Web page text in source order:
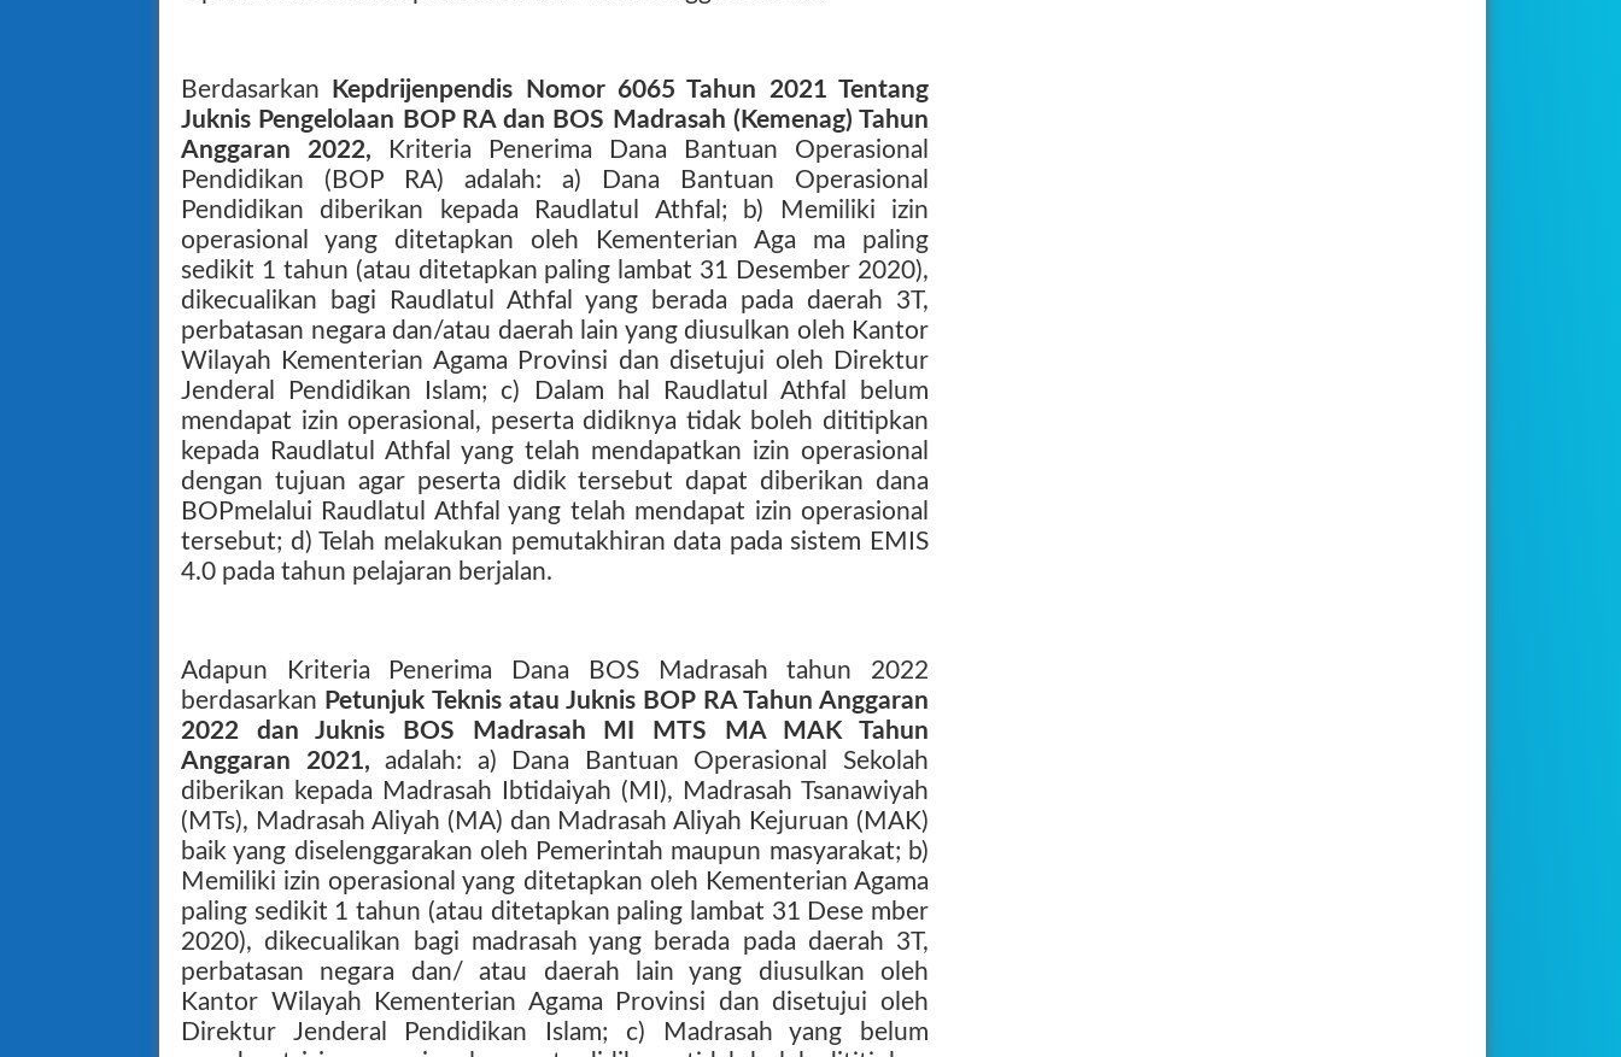
Berdasarkan
Kepdrijenpendis Nomor 6065 Tahun 2021 Tentang
Juknis Pengelolaan BOP RA dan BOS Madrasah (Kemenag) Tahun
Anggaran 2022,
Kriteria Penerima Dana Bantuan Operasional
Pendidikan (BOP RA) adalah: a) Dana Bantuan Operasional
Pendidikan diberikan kepada Raudlatul Athfal; b) Memiliki izin
operasional yang ditetapkan oleh Kementerian Aga ma paling
sedikit 1 tahun (atau ditetapkan paling lambat 31 Desember 2020),
dikecualikan bagi Raudlatul Athfal yang berada pada daerah 3T,
perbatasan negara dan/atau daerah lain yang diusulkan oleh Kantor
Wilayah Kementerian Agama Provinsi dan disetujui oleh Direktur
Jenderal Pendidikan Islam; c) Dalam hal Raudlatul Athfal belum
mendapat izin operasional, peserta didiknya tidak boleh dititipkan
kepada Raudlatul Athfal yang telah mendapatkan izin operasional
dengan tujuan agar peserta didik tersebut dapat diberikan dana
BOPmelalui Raudlatul Athfal yang telah mendapat izin operasional
tersebut; d) Telah melakukan pemutakhiran data pada sistem EMIS
4.0 pada tahun pelajaran berjalan.
Adapun Kriteria Penerima Dana BOS Madrasah tahun 2022
berdasarkan Petunjuk Teknis atau Juknis BOP RA Tahun Anggaran
2022 dan Juknis BOS Madrasah MI MTS MA MAK Tahun
Anggaran 2021,adalah: a) Dana Bantuan Operasional Sekolah
diberikan kepada Madrasah Ibtidaiyah (MI), Madrasah Tsanawiyah
(MTs), Madrasah Aliyah (MA) dan Madrasah Aliyah Kejuruan (MAK)
baik yang diselenggarakan oleh Pemerintah maupun masyarakat; b)
Memiliki izin operasional yang ditetapkan oleh Kementerian Agama
paling sedikit 1 tahun (atau ditetapkan paling lambat 31 Dese mber
2020), dikecualikan bagi madrasah yang berada pada daerah 3T,
perbatasan negara dan/ atau daerah lain yang diusulkan oleh
Kantor Wilayah Kementerian Agama Provinsi dan disetujui oleh
Direktur Jenderal Pendidikan Islam; c) Madrasah yang belum